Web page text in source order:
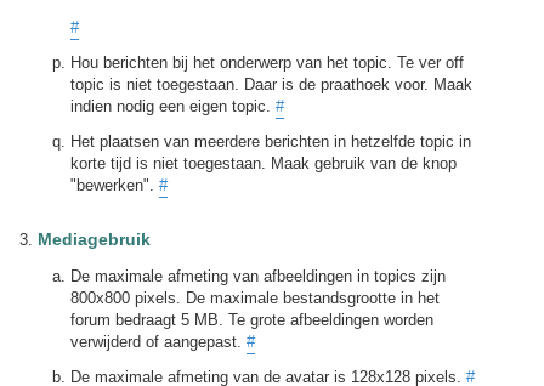
#
Hou berichten bij het onderwerp van het topic. Te ver off
topic is niet toegestaan. Daar is de praathoek voor. Maak
indien nodig een eigen topic. #
Het plaatsen van meerdere berichten in hetzelfde topic in
korte tijd is niet toegestaan. Maak gebruik van de knop
"bewerken". #
Mediagebruik
De maximale afmeting van afbeeldingen in topics zijn
800x800 pixels. De maximale bestandsgrootte in het
forum bedraagt 5 MB. Te grote afbeeldingen worden
verwijderd of aangepast. #
De maximale afmeting van de avatar is 128x128 pixels. #